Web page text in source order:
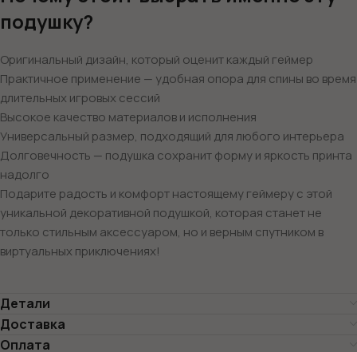
подушку?
Оригинальный дизайн, который оценит каждый геймер
Практичное применение — удобная опора для спины во время
длительных игровых сессий
Высокое качество материалов и исполнения
Универсальный размер, подходящий для любого интерьера
Долговечность — подушка сохранит форму и яркость принта
надолго
Подарите радость и комфорт настоящему геймеру с этой
уникальной декоративной подушкой, которая станет не
только стильным аксессуаром, но и верным спутником в
виртуальных приключениях!
Детали
Доставка
Оплата